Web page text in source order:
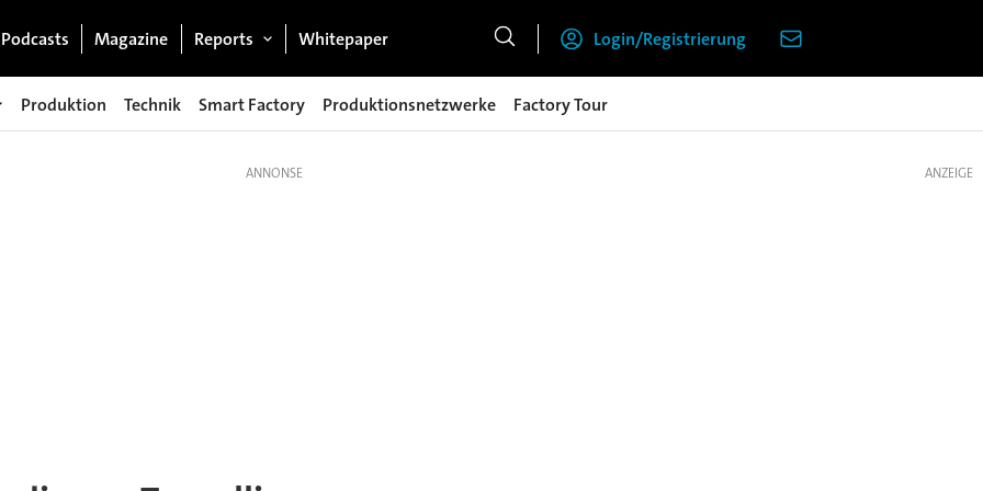
Podcasts Magazine Reports Whitepaper Login/Registrierung
Produktion Technik Smart Factory Produktionsnetzwerke Factory Tour
ANZEIGE